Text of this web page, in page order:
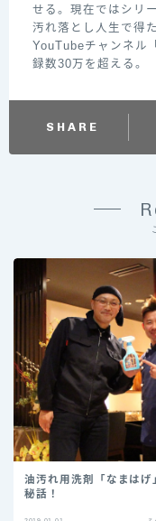
せる。現在ではシリ
汚れ落とし人生で得
YouTubeチャンネル
録数30万を超える。
SHARE
油汚れ用洗剤「なまはげ
秘話！